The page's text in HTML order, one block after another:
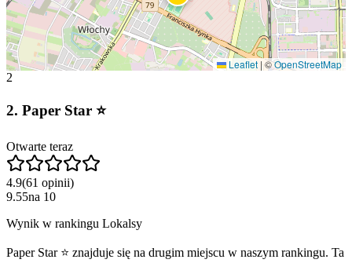
Leaflet |©OpenStreetMap
2
2. Paper Star ️⭐️
Otwarte teraz
4.9(61 opinii)
9.55na 10
Wynik w rankingu Lokalsy
Paper Star ⭐️ znajduje się na drugim miejscu w naszym rankingu. Ta